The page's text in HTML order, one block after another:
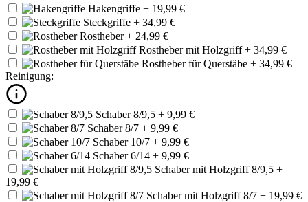
Hakengriffe + 19,99 €
Steckgriffe + 34,99 €
Rostheber+ 24,99 €
Rostheber mit Holzgriff+ 34,99 €
Rostheber für Querstäbe + 34,99 €
Reinigung:
Schaber 8/9,5 + 9,99 €
Schaber 8/7 + 9,99 €
Schaber 10/7 + 9,99 €
Schaber 6/14 + 9,99 €
Schaber mit Holzgriff 8/9,5 +
19,99 €
Schaber mit Holzgriff 8/7 + 19,99 €